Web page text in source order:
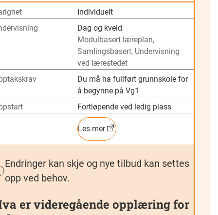
Individuelt
Dag og kveld
Modulbasert læreplan,
Samlingsbasert, Undervisning
ved lærestedet
Du må ha fullført grunnskole for
å begynne på Vg1
Fortløpende ved ledig plass
Les mer
Endringer kan skje og nye tilbud kan settes
opp ved behov.
er videregående opplæring for